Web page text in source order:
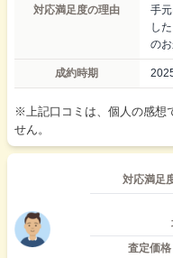
対応満足度の理由
手
し
の
成約時期
※上記口コミは、個人の感想
せん。
対応満足
査定価格